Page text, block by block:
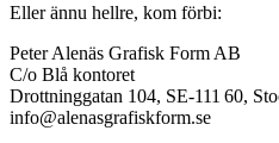
Eller ännu hellre, kom förbi:
Peter Alenäs Grafisk Form AB
C/o Blå kontoret
Drottninggatan 104, SE-111 60,
info@alenasgrafiskform.se